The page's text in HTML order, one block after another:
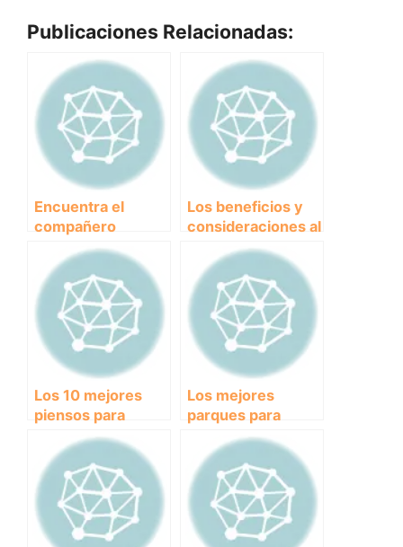
Publicaciones Relacionadas:
Encuentra el
compañero
perfecto: El mejor
perro para niños
según expertos en
mascotas
Los beneficios y
consideraciones al
utilizar un carrito
para perros
grandes en tus
paseos diarios
Los 10 mejores
piensos para
cachorros:
¡Alimenta a tu
peludo con lo
mejor!
Los mejores
parques para
cachorros:
espacios ideales
para el juego y la
socialización